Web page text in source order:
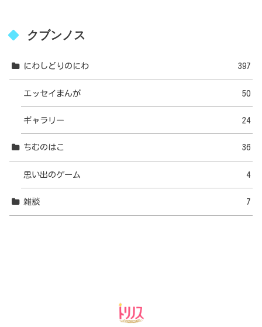
クブンノス
にわしどりのにわ 397
エッセイまんが 50
ギャラリー 24
ちむのはこ 36
思い出のゲーム 4
雑談 7